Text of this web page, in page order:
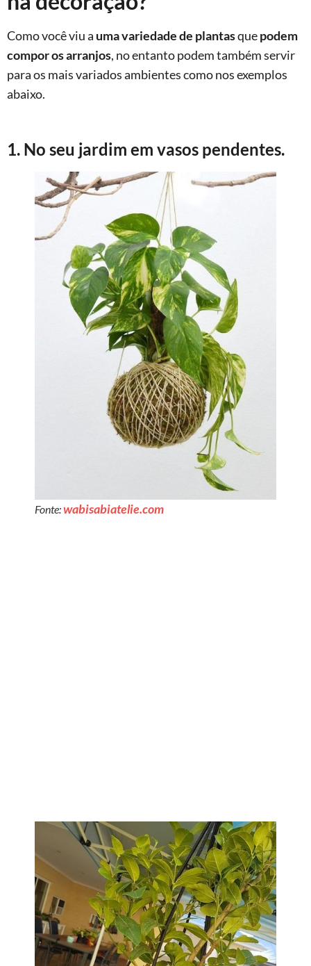
Como você viu a uma variedade de plantasquepodem
compor os arranjos, no entanto podem também servir
para os mais variados ambientes como nos exemplos
abaixo.
1. No seu jardim em vasos pendentes.
Fonte:wabisabiatelie.com